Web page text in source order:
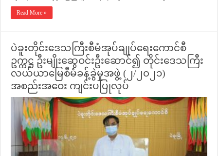
Read More »
ပဲခူးတိုင်းဒေသကြီးစီမံအုပ်ချုပ်ရေးကောင်စီ
ဥက္ကဋ္ဌ ဦးမျိုးဆွေဝင်းဦးဆောင်၍ တိုင်းဒေသကြီး
လယ်ယာမြေစီမံခန့်ခွဲမှုအဖွဲ့ (၂/၂၀၂၁)
အစည်းအဝေး ကျင်းပပြုလုပ်